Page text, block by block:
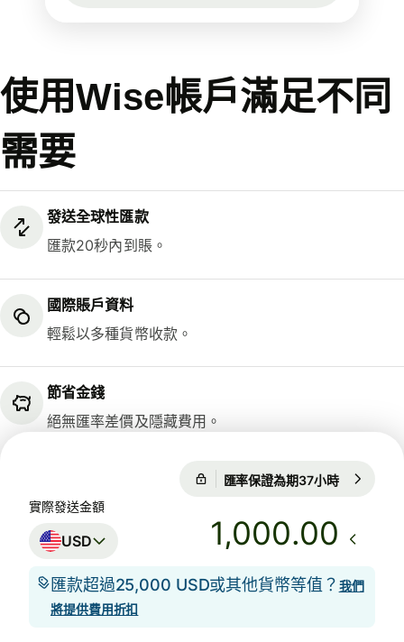
使用Wise帳戶滿足不同
需要
發送全球性匯款
匯款20秒內到賬。
國際賬戶資料
輕鬆以多種貨幣收款。
節省金錢
絕無匯率差價及隱藏費用。
匯率保證為期37小時
實際發送金額
USD .00
匯款超過25,000 USD或其他貨幣等值？ 我們
將提供費用折扣